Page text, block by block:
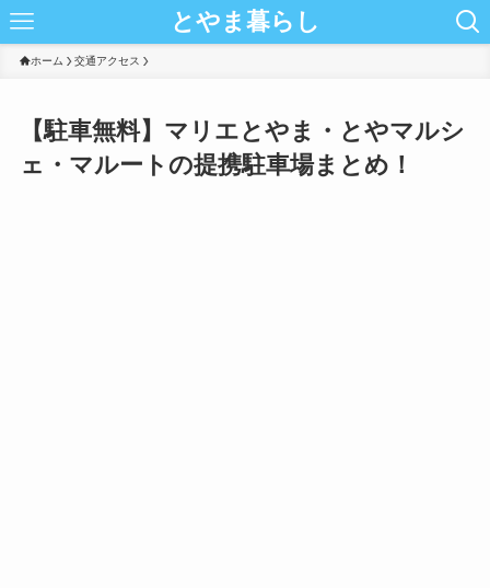
とやま暮らし
ホーム 交通アクセス
【駐車無料】マリエとやま・とやマルシ
ェ・マルートの提携駐車場まとめ！